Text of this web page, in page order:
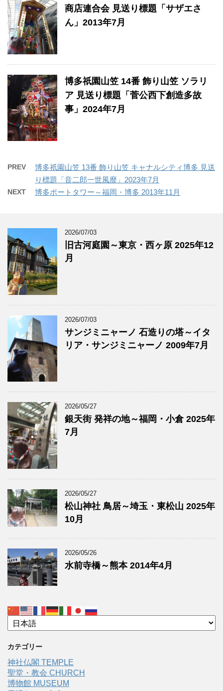
商店連合会 見送り標題「サザエさ
ん」2013年7月
博多祇園山笠 14番 飾り山笠 ソラリ
ア 見送り標題「菅公西下創造多故
事」2024年7月
PREV
博多祇園山笠 13番 飾り山笠 キャナルシティ博多 見送
り標題「音二郎一世風靡」2023年7月
NEXT 博多ポートタワー～福岡・博多 2013年11月
2026/07/03
旧古河庭園～東京・西ヶ原 2025年12
月
2026/07/03
サンジミニャーノ 石造りの塔～イタ
リア・サンジミニャーノ 2009年7月
2026/05/27
銀天街 発祥の地～福岡・小倉 2025年
7月
2026/05/27
松山神社 鳥居～埼玉・東松山 2025年
10月
2026/05/26
水前寺橋～熊本 2014年4月
カテゴリー
神社仏閣 TEMPLE
聖堂・教会 CHURCH
博物館 MUSEUM